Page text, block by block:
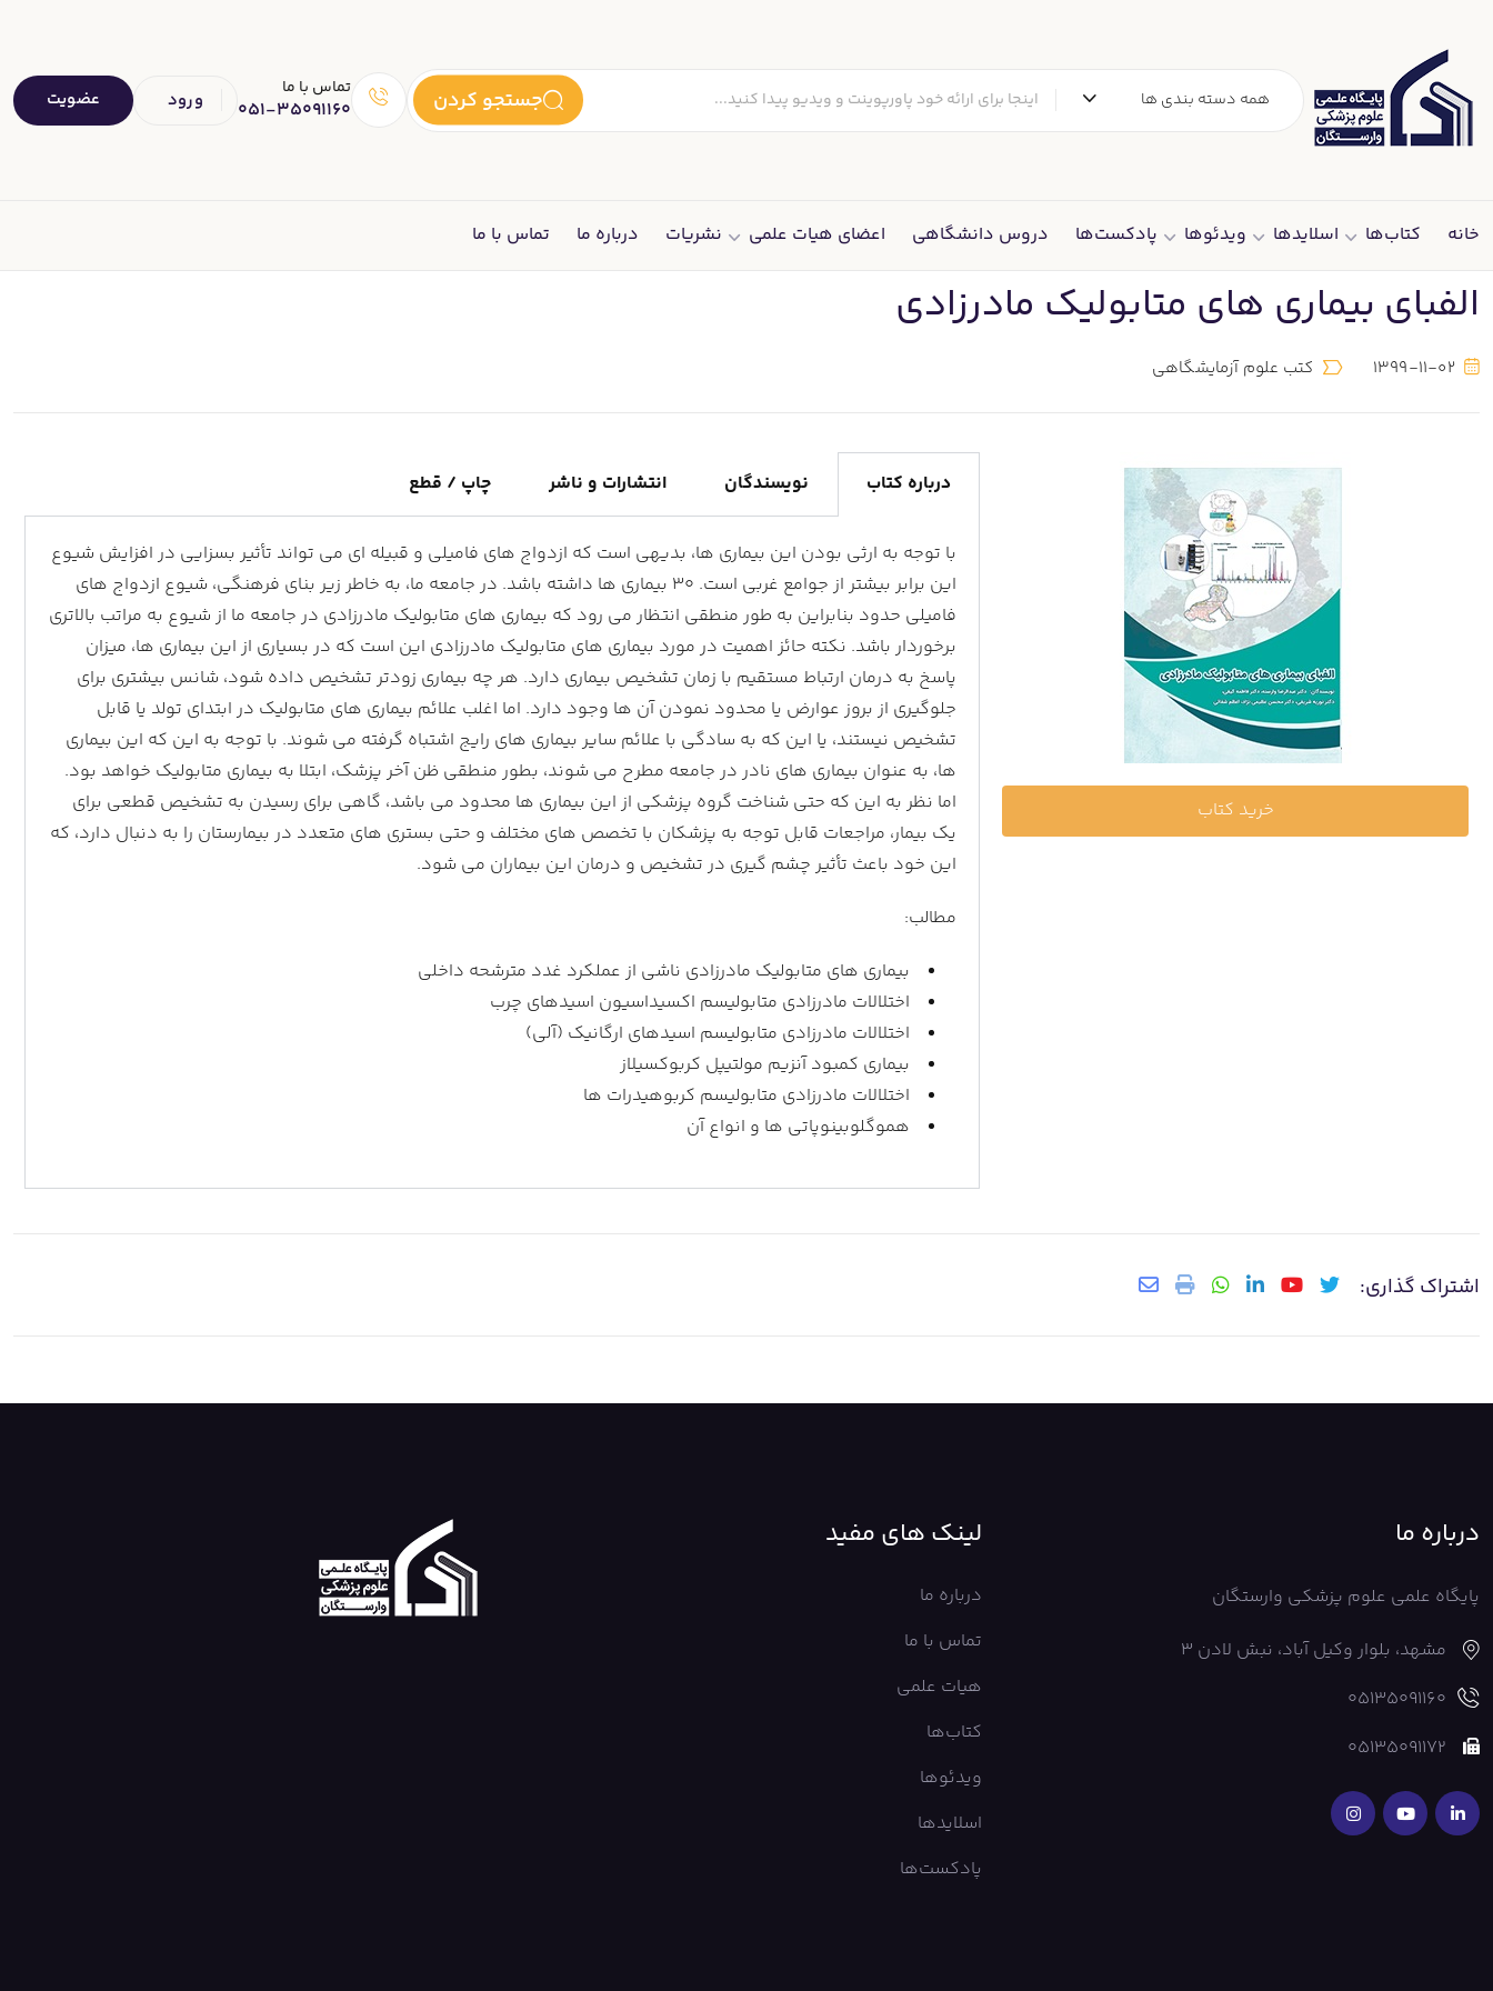
همه دسته بندی ها جستجو کردن تماس با ما
051-35091160 ورود عضویت
خانه کتاب‌ها اسلایدها ویدئوها پادکست‌ها دروس دانشگاهی اعضای هیات علمی نشریات درباره ما تماس با ما
الفبای بیماری های متابولیک مادرزادی
1399-11-02 کتب علوم آزمایشگاهی
خرید کتاب
درباره کتاب نویسندگان انتشارات و ناشر چاپ / قطع
با توجه به ارثی بودن این بیماری ها، بدیهی است که ازدواج های فامیلی و قبیله ای می تواند تأثیر بسزایی در افزایش شیوع
این برابر بیشتر از جوامع غربی است. 30 بیماری ها داشته باشد. در جامعه ما، به خاطر زیر بنای فرهنگی، شیوع ازدواج های
فامیلی حدود بنابراین به طور منطقی انتظار می رود که بیماری های متابولیک مادرزادي در جامعه ما از شیوع به مراتب بالاتري
برخوردار باشد. نکته حائز اهمیت در مورد بیماری های متابولیک مادرزادی این است که در بسیاری از این بیماری ها، میزان
پاسخ به درمان ارتباط مستقیم با زمان تشخیص بیماری دارد. هر چه بیماری زودتر تشخیص داده شود، شانس بیشتری برای
جلوگیری از بروز عوارض یا محدود نمودن آن ها وجود دارد. اما اغلب علائم بیماری های متابولیک در ابتدای تولد یا قابل
تشخیص نیستند، یا این که به سادگی با علائم سایر بیماری های رایج اشتباه گرفته می شوند. با توجه به این که این بیماری
ها، به عنوان بیماری های نادر در جامعه مطرح می شوند، بطور منطقی ظن آخر پزشک، ابتلا به بیماری متابولیک خواهد بود.
اما نظر به این که حتی شناخت گروه پزشکی از این بیماری ها محدود می باشد، گاهی برای رسیدن به تشخیص قطعی برای
یک بیمار، مراجعات قابل توجه به پزشکان با تخصص های مختلف و حتی بستری های متعدد در بیمارستان را به دنبال دارد، که
این خود باعث تأثیر چشم گیري در تشخیص و درمان این بیماران مي شود.
مطالب:
بیماری های متابولیک مادرزادی ناشی از عملکرد غدد مترشحه داخلی
اختلالات مادرزادی متابولیسم اکسیداسیون اسیدهای چرب
اختلالات مادرزادی متابولیسم اسیدهای ارگانیک (آلی)
بیماری کمبود آنزیم مولتیپل کربوکسیلاز
اختلالات مادرزادی متابولیسم کربوهیدرات ها
هموگلوبینوپاتی ها و انواع آن
اشتراک گذاری:
درباره ما
پایگاه علمی علوم پزشکی وارستگان
مشهد، بلوار وکیل آباد، نبش لادن 3
05135091160
05135091172
لینک های مفید
درباره ما
تماس با ما
هیات علمی
کتاب‌ها
ویدئوها
اسلایدها
پادکست‌ها